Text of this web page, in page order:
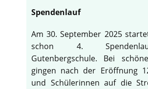
Spendenlauf
Am 30. September 2025
schon 4.
Gutenbergschule. Bei
gingen nach der Eröffnung
und Schülerinnen auf die